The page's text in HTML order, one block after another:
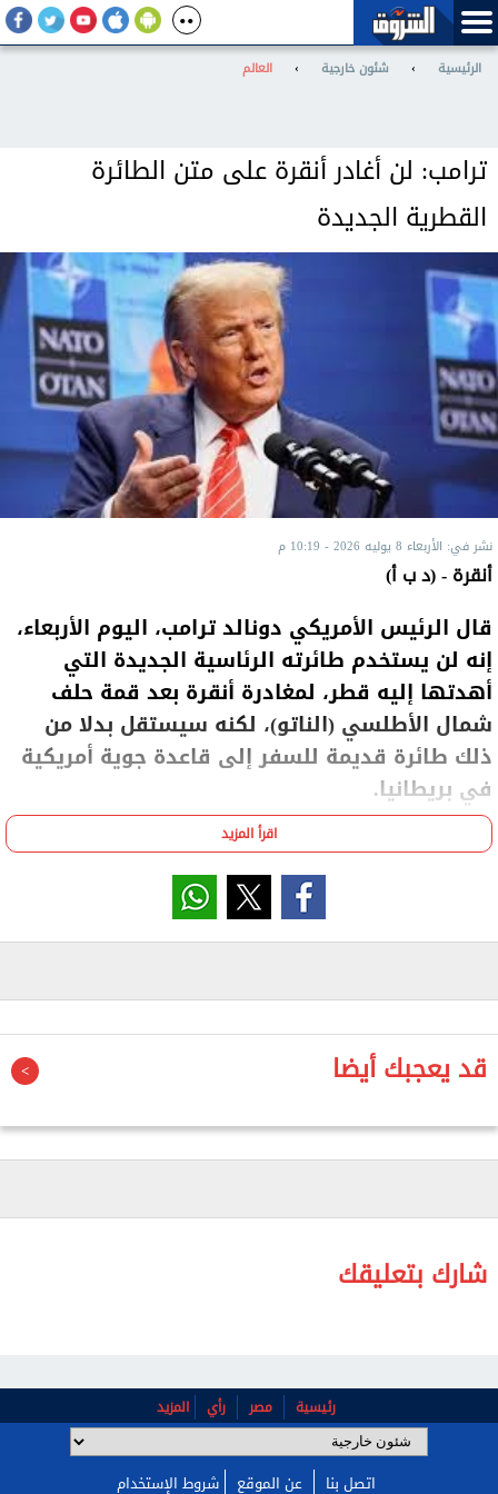
الرئيسية › شئون خارجية › العالم
ترامب: لن أغادر أنقرة على متن الطائرة
القطرية الجديدة
نشر في: الأربعاء 8 يوليه 2026 - 10:19 م
أنقرة - (د ب أ)
قال الرئيس الأمريكي دونالد ترامب، اليوم الأربعاء،
إنه لن يستخدم طائرته الرئاسية الجديدة التي
أهدتها إليه قطر، لمغادرة أنقرة بعد قمة حلف
شمال الأطلسي (الناتو)، لكنه سيستقل بدلا من
ذلك طائرة قديمة للسفر إلى قاعدة جوية أمريكية
في بريطانيا.
وسوف تقوم الطائرة الجديدة أيضا بالرحلة إلى قاعدة
ميلدنهال الجوية، ولكن بدون وجود الرئيس الأمريكي على
لترامب على متن الطائرة المعدلة التي أهدتها إليه قطر.
وقال ترامب، في منشور نشره على منصته تروث سوشال،
إنه سيرسل الطائرة الجديدة إلى قاعدة ميلدنهال لمنح
وفي مؤتمر صحفي في ختام قمة الناتو، قال ترامب، إن
يتمكن الجنود من رؤيتها لأنها رائعة حقا".
اقرأ المزيد
قد يعجبك أيضا
شارك بتعليقك
رئيسية مصر رأي المزيد
اتصل بنا عن الموقع شروط الإستخدام